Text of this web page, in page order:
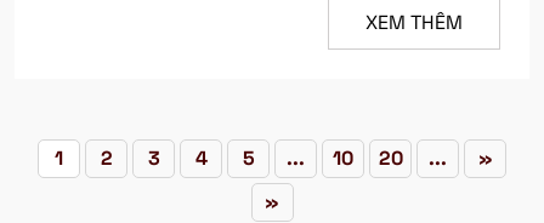
XEM THÊM
1 2 3 4 5 ... 10 20 ...
»
»